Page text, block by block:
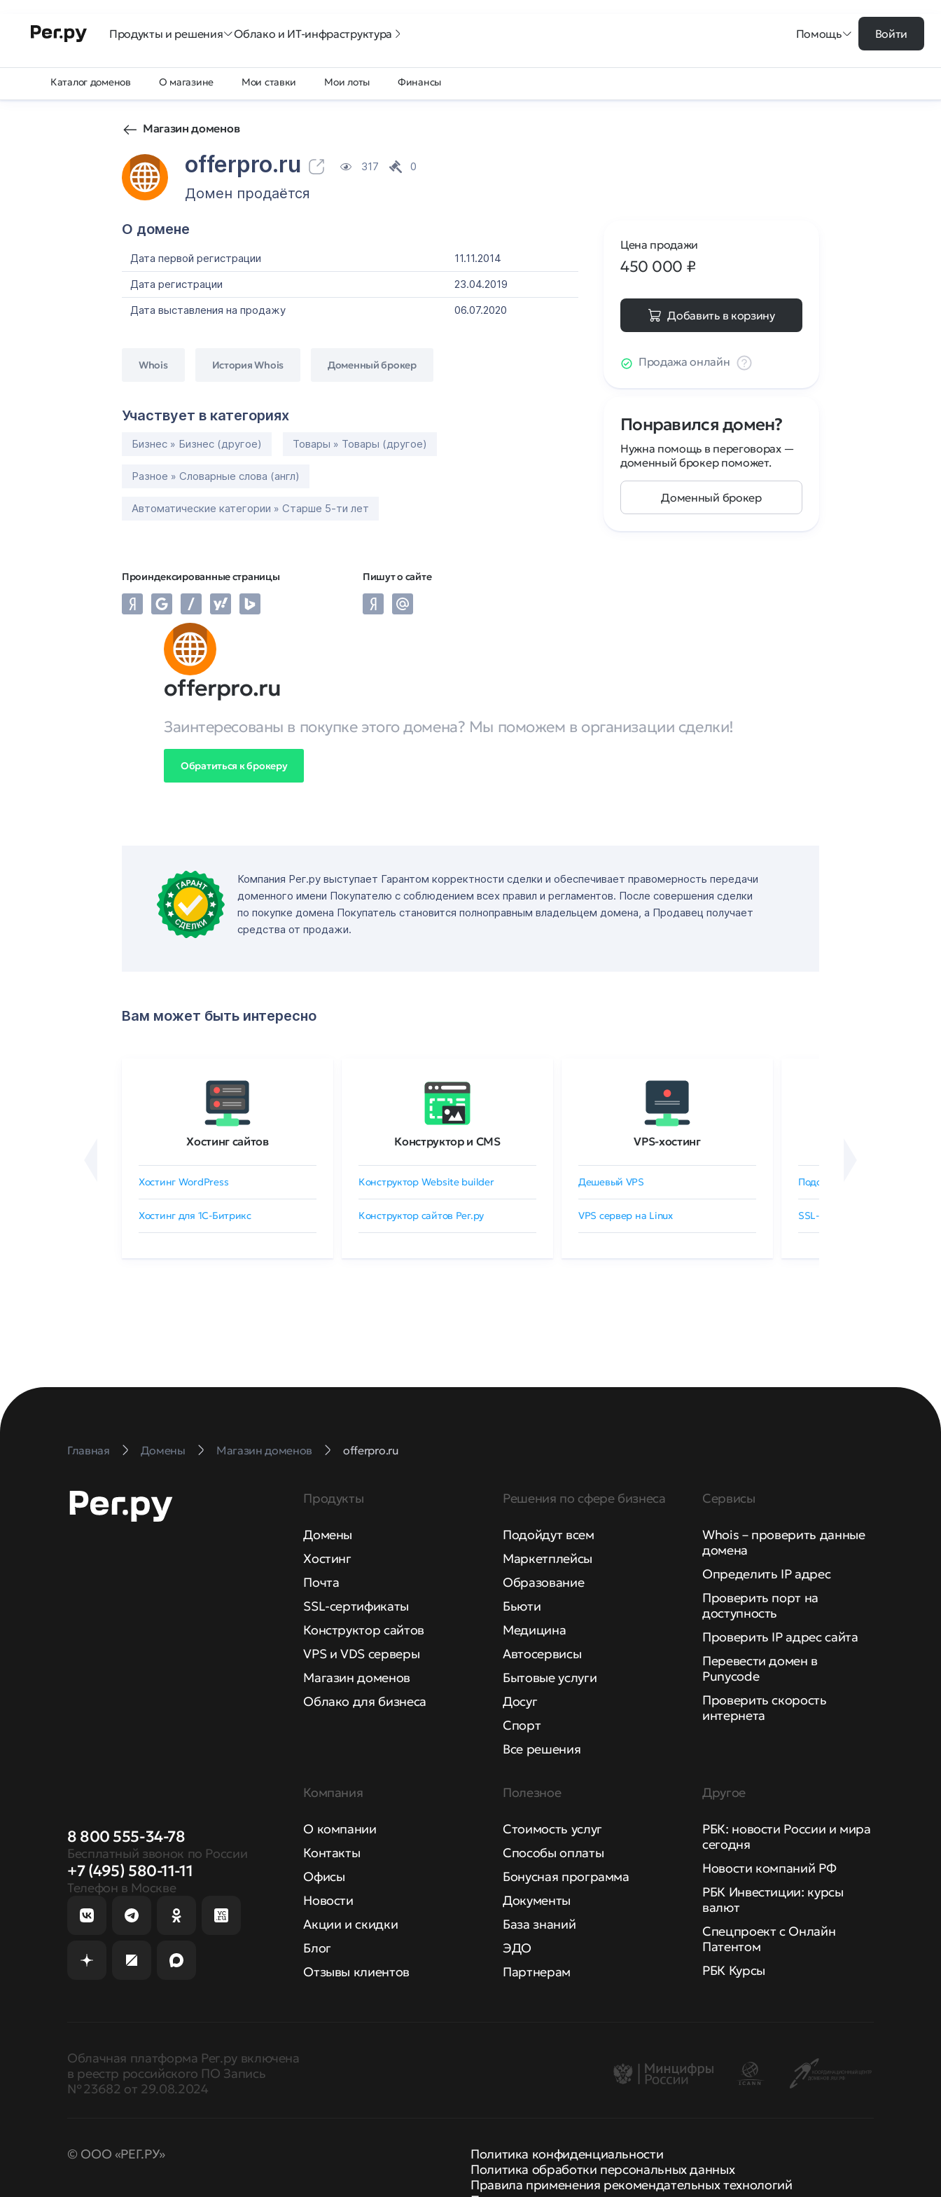
Продукты и решения Облако и ИТ-инфраструктура Помощь Войти
Каталог доменов О магазине Мои ставки Мои лоты Финансы
Магазин доменов
offerpro.ru 317 0
Домен продаётся
О домене
Дата первой регистрации
11.11.2014
Дата регистрации
23.04.2019
Дата выставления на продажу
06.07.2020
Whois История Whois Доменный брокер
Участвует в категориях
Бизнес » Бизнес (другое) Товары » Товары (другое)
Разное » Словарные слова (англ)
Автоматические категории » Старше 5-ти лет
Проиндексированные страницы Пишут о сайте
Цена продажи
450 000 ₽
Добавить в корзину
Продажа онлайн
Понравился домен?
Нужна помощь в переговорах —
доменный брокер поможет.
Доменный брокер
offerpro.ru
Заинтересованы в покупке этого домена? Мы поможем в организации сделки!
Обратиться к брокеру
Компания Рег.ру выступает Гарантом корректности сделки и обеспечивает правомерность передачи
доменного имени Покупателю с соблюдением всех правил и регламентов. После совершения сделки
по покупке домена Покупатель становится полноправным владельцем домена, а Продавец получает
средства от продажи.
Вам может быть интересно
Хостинг сайтов
Хостинг WordPress
Хостинг для 1C-Битрикс
Конструктор и CMS
Конструктор Website builder
Конструктор сайтов Рег.ру
VPS-хостинг
Дешевый VPS
VPS сервер на Linux
Подобрать SSL-сертификат
SSL-сертификаты GlobalSign
Главная Домены Магазин доменов offerpro.ru
8 800 555-34-78
Бесплатный звонок по России
+7 (495) 580-11-11
Телефон в Москве
Продукты
Домены
Хостинг
Почта
SSL-сертификаты
Конструктор сайтов
VPS и VDS серверы
Магазин доменов
Облако для бизнеса
Решения по сфере бизнеса
Подойдут всем
Маркетплейсы
Образование
Бьюти
Медицина
Автосервисы
Бытовые услуги
Досуг
Спорт
Все решения
Сервисы
Whois – проверить данные
домена
Определить IP адрес
Проверить порт на
доступность
Проверить IP адрес сайта
Перевести домен в
Punycode
Проверить скорость
интернета
Компания
О компании
Контакты
Офисы
Новости
Акции и скидки
Блог
Отзывы клиентов
Полезное
Стоимость услуг
Способы оплаты
Бонусная программа
Документы
База знаний
ЭДО
Партнерам
Другое
РБК: новости России и мира
сегодня
Новости компаний РФ
РБК Инвестиции: курсы
валют
Спецпроект с Онлайн
Патентом
РБК Курсы
Облачная платформа Рег.ру включена
в реестр российского ПО Запись
№ 23682 от 29.08.2024
© ООО «РЕГ.РУ»
Политика конфиденциальности
Политика обработки персональных данных
Правила применения рекомендательных технологий